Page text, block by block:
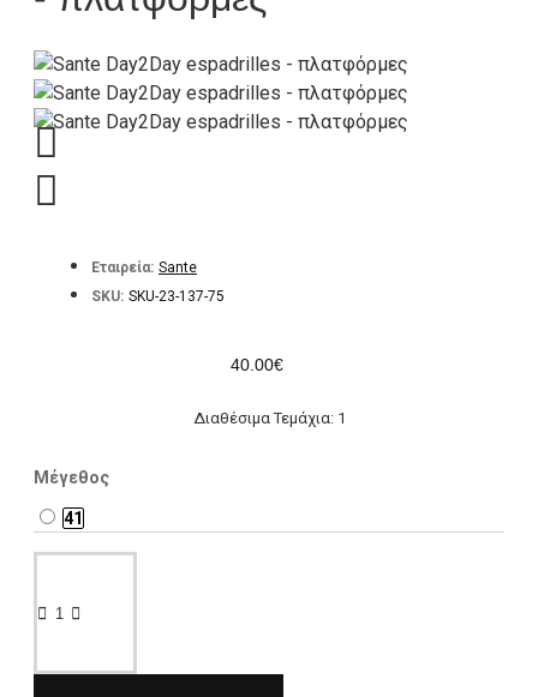
Εταιρεία: Sante
SKU: SKU-23-137-75
40.00€
Διαθέσιμα Τεμάχια: 1
Μέγεθος
41